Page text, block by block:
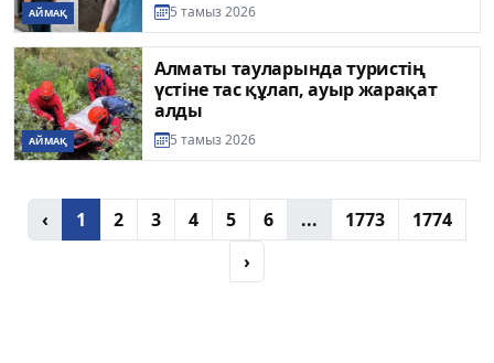
АЙМАҚ 5 тамыз 2026
АЙМАҚ
Алматы тауларында туристің
үстіне тас құлап, ауыр жарақат
алды
5 тамыз 2026
‹ 1 2 3 4 5 6 ... 1773
1774
›